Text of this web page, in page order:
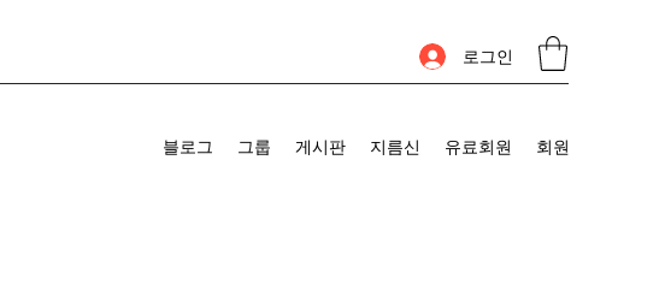
로그인
블로그 그룹 게시판 지름신 유료회원 회원